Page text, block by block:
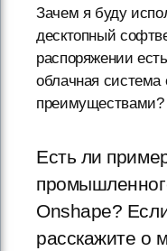
Зачем я буду
десктопный
распоряжении
облачная система
преимуществами?
Есть ли
Onshape?
расскажите о